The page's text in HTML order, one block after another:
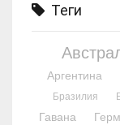
Теги
Аргентина
Бразилия
Гавана